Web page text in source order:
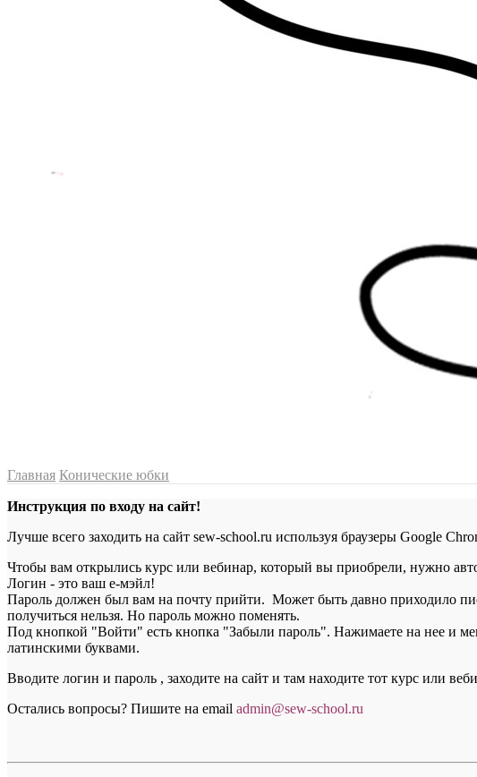
Главная Конические юбки
Инструкция по входу на сайт!
Лучше всего заходить на сайт sew-school.ru используя браузеры Google
Чтобы вам открылись курс или вебинар, который вы приобрели, нужно
Логин - это ваш е-мэйл!
Пароль должен был вам на почту прийти. Может быть давно приходило
получиться нельзя. Но пароль можно поменять.
Под кнопкой "Войти" есть кнопка "Забыли пароль". Нажимаете на нее и
латинскими буквами.
Вводите логин и пароль , заходите на сайт и там находите тот курс или
Остались вопросы? Пишите на email admin@sew-school.ru